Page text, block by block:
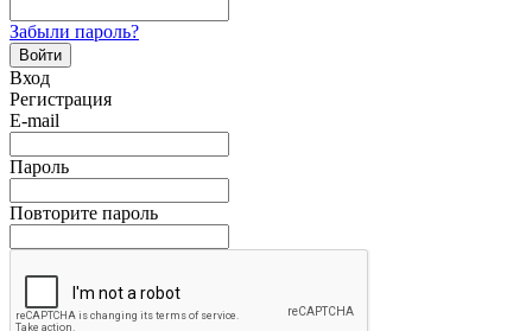
Забыли пароль?
Войти
Вход
Регистрация
E-mail
Пароль
Повторите пароль